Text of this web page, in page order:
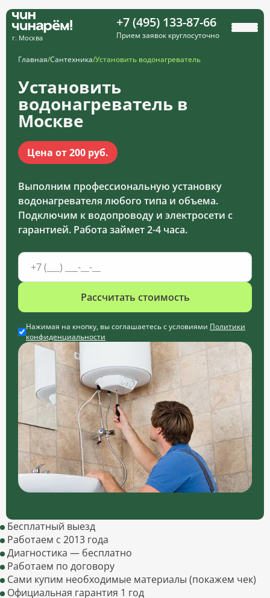
г. Москва
+7 (495) 133-87-66
Прием заявок круглосуточно
Главная/Сантехника/Установить водонагреватель
Установить
водонагреватель в
Москве
Цена от 200 руб.
Выполним профессиональную установку
водонагревателя любого типа и объема.
Подключим к водопроводу и электросети с
гарантией. Работа займет 2-4 часа.
Рассчитать стоимость
Нажимая на кнопку, вы соглашаетесь с условиями Политики
конфиденциальности
Бесплатный выезд
Работаем с 2013 года
Диагностика — бесплатно
Работаем по договору
Сами купим необходимые материалы (покажем чек)
Официальная гарантия 1 год